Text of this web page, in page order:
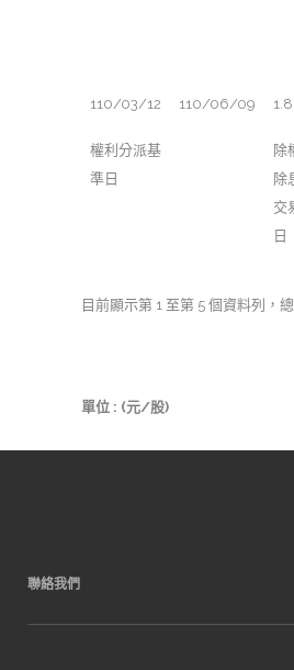
110/03/12 110/06/09 1.8
權利分派基
準日
除
除
交
日
目前顯示第 1 至第 5 個資料列，
單位 : (元/股)
聯絡我們